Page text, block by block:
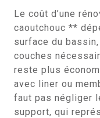
Le coût d’une
caoutchouc **
surface du
couches
reste plus
avec liner ou
faut pas négliger
support, qui